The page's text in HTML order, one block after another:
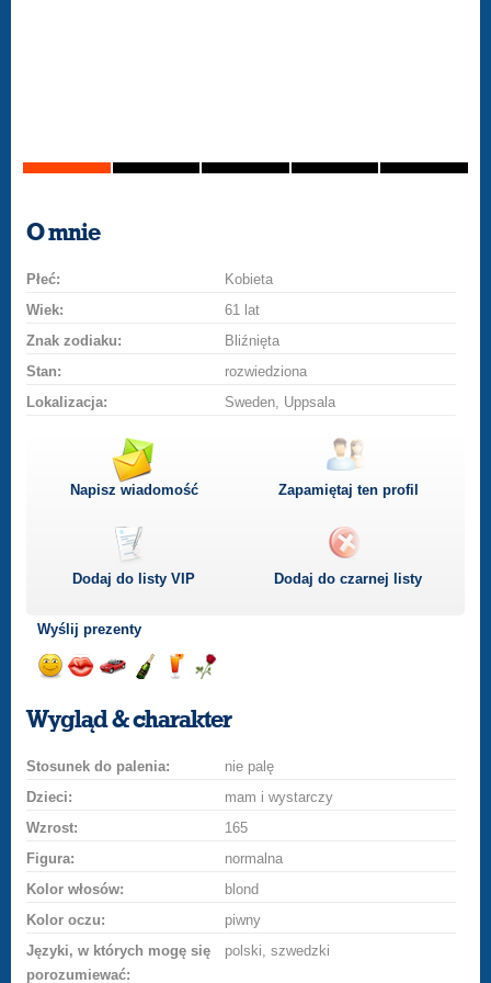
O mnie
Płeć:
Kobieta
Wiek:
61 lat
Znak zodiaku:
Bliźnięta
Stan:
rozwiedziona
Lokalizacja:
Sweden, Uppsala
Napisz wiadomość Zapamiętaj ten profil
Dodaj do listyVIP Dodaj do czarnej listy
Wyślij prezenty
uśmiech
buziakasamochodem
szampana
drinka
różę
Wygląd & charakter
Stosunek do palenia:
nie palę
Dzieci:
mam i wystarczy
Wzrost:
165
Figura:
normalna
Kolor włosów:
blond
Kolor oczu:
piwny
Języki, w których mogę się
porozumiewać:
polski, szwedzki